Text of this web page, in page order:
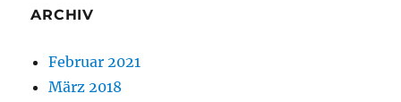
ARCHIV
Februar 2021
März 2018